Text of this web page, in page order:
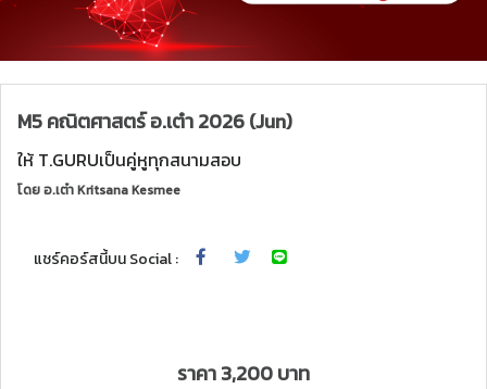
M5 คณิตศาสตร์ อ.เต๋า 2026 (Jun)
ให้ T.GURUเป็นคู่หูทุกสนามสอบ
โดยอ.เต๋า Kritsana Kesmee
แชร์คอร์สนี้บน Social :
ราคา 3,200 บาท